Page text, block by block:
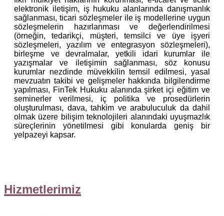
elektronik iletişim, iş hukuku alanlarında danışmanlık
sağlanması, ticari sözleşmeler ile iş modellerine uygun
sözleşmelerin hazırlanması ve değerlendirilmesi
(örneğin, tedarikçi, müşteri, temsilci ve üye işyeri
sözleşmeleri, yazılım ve entegrasyon sözleşmeleri),
birleşme ve devralmalar, yetkili idari kurumlar ile
yazışmalar ve iletişimin sağlanması, söz konusu
kurumlar nezdinde müvekkilin temsil edilmesi, yasal
mevzuatın takibi ve gelişmeler hakkında bilgilendirme
yapılması, FinTek Hukuku alanında şirket içi eğitim ve
seminerler verilmesi, iç politika ve prosedürlerin
oluşturulması, dava, tahkim ve arabuluculuk da dahil
olmak üzere bilişim teknolojileri alanındaki uyuşmazlık
süreçlerinin yönetilmesi gibi konularda geniş bir
yelpazeyi kapsar.
Hizmetlerimiz